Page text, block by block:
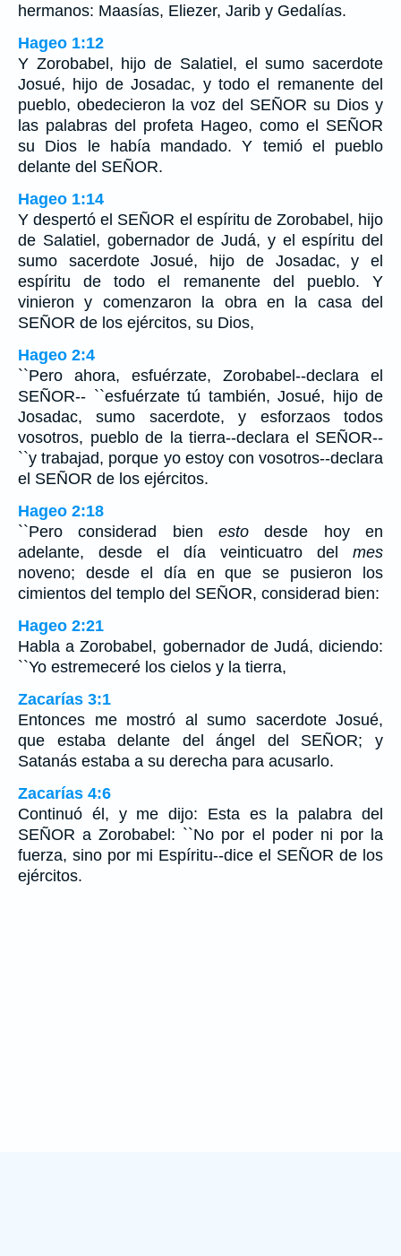
hermanos: Maasías, Eliezer, Jarib y Gedalías.
Hageo 1:12
Y Zorobabel, hijo de Salatiel, el sumo sacerdote
Josué, hijo de Josadac, y todo el remanente del
pueblo, obedecieron la voz del SEÑOR su Dios y
las palabras del profeta Hageo, como el SEÑOR
su Dios le había mandado. Y temió el pueblo
delante del SEÑOR.
Hageo 1:14
Y despertó el SEÑOR el espíritu de Zorobabel, hijo
de Salatiel, gobernador de Judá, y el espíritu del
sumo sacerdote Josué, hijo de Josadac, y el
espíritu de todo el remanente del pueblo. Y
vinieron y comenzaron la obra en la casa del
SEÑOR de los ejércitos, su Dios,
Hageo 2:4
``Pero ahora, esfuérzate, Zorobabel--declara el
SEÑOR-- ``esfuérzate tú también, Josué, hijo de
Josadac, sumo sacerdote, y esforzaos todos
vosotros, pueblo de la tierra--declara el SEÑOR--
``y trabajad, porque yo estoy con vosotros--declara
el SEÑOR de los ejércitos.
Hageo 2:18
``Pero considerad bien esto desde hoy en
adelante, desde el día veinticuatro del mes
noveno; desde el día en que se pusieron los
cimientos del templo del SEÑOR, considerad bien:
Hageo 2:21
Habla a Zorobabel, gobernador de Judá, diciendo:
``Yo estremeceré los cielos y la tierra,
Zacarías 3:1
Entonces me mostró al sumo sacerdote Josué,
que estaba delante del ángel del SEÑOR; y
Satanás estaba a su derecha para acusarlo.
Zacarías 4:6
Continuó él, y me dijo: Esta es la palabra del
SEÑOR a Zorobabel: ``No por el poder ni por la
fuerza, sino por mi Espíritu--dice el SEÑOR de los
ejércitos.